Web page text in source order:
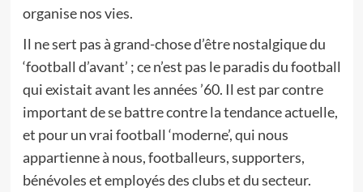
organise nos vies.
Il ne sert pas à grand-chose d’être nostalgique du
‘football d’avant’ ; ce n’est pas le paradis du football
qui existait avant les années ’60. Il est par contre
important de se battre contre la tendance actuelle,
et pour un vrai football ‘moderne’, qui nous
appartienne à nous, footballeurs, supporters,
bénévoles et employés des clubs et du secteur.